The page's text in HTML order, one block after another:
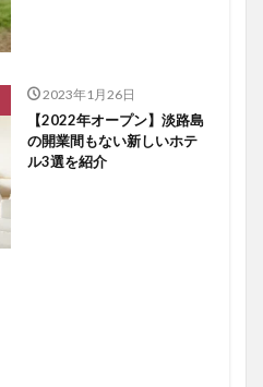
2023年1月26日
【2022年オープン】淡路島
の開業間もない新しいホテ
ル3選を紹介